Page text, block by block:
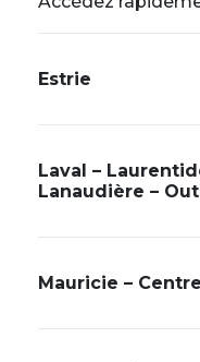
Estrie
Laval –
Lanaudière –
Mauricie –